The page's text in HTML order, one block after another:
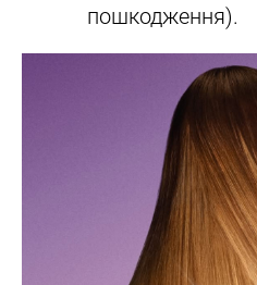
пошкодження).